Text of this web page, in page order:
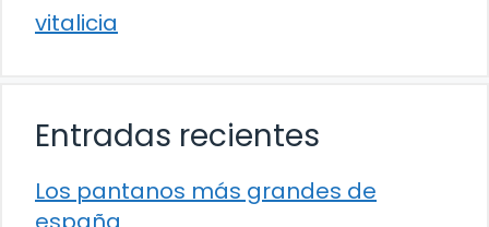
vitalicia
Entradas recientes
Los pantanos más grandes de